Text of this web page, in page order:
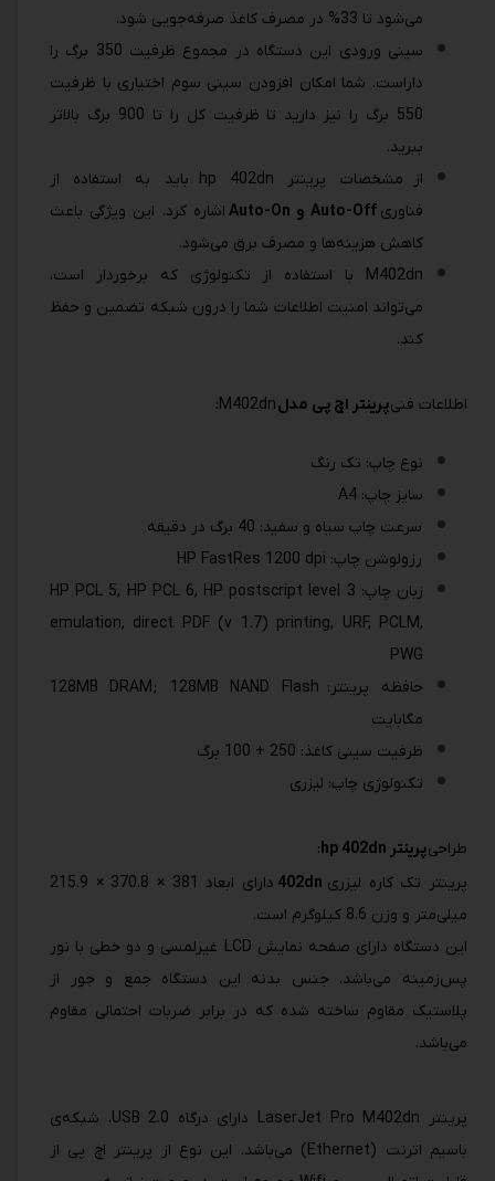
می‌شود تا 33% در مصرف کاغذ صرفه‌جویی شود.
سینی ورودی این دستگاه در مجموع ظرفیت 350 برگ را
داراست. شما امکان افزودن سینی سوم اختیاری با ظرفیت
550 برگ را نیز دارید تا ظرفیت کل را تا 900 برگ بالاتر
ببرید.
از مشخصات پرینتر hp 402dn باید به استفاده از
فناوریAuto-Off و Auto-On
اشاره کرد. این ویژگی باعث
کاهش هزینه‌ها و مصرف برق می‌شود.
M402dn با استفاده از تکنولوژی که برخوردار است،
می‌تواند امنیت اطلاعات شما را درون شبکه تضمین و حفظ‌
کند.
اطلاعات فنیپرینتر اچ پی مدلM402dn:
نوع چاپ: تک رنگ
سایز چاپ: A4
سرعت چاپ سیاه و سفید: 40 برگ در دقیقه
رزولوشن چاپ: HP FastRes 1200 dpi
زبان چاپ: HP PCL 5, HP PCL 6, HP postscript level 3
emulation, direct PDF (v 1.7) printing, URF, PCLM,
PWG
حافظه پرینتر: 128MB DRAM; 128MB NAND Flash
مگابایت
ظرفیت سینی کاغذ: 250 + 100 برگ
تکنولوژی چاپ: لیزری
طراحیپرینتر hp 402dn
:
پرینتر تک کاره لیزری 402dn
دارای ابعاد 381 × 370.8 × 215.9
میلی‌متر و وزن 8.6 کیلوگرم است.
این دستگاه دارای صفحه نمایش LCD غیرلمسی و دو خطی با نور
پس‌زمینه می‌باشد. جنس بدنه این دستگاه جمع و جور از
پلاستیک مقاوم ساخته شده که در برابر ضربات احتمالی مقاوم
می‌باشد.
پرینتر LaserJet Pro M402dn دارای درگاه 2.0 USB، شبکه‌ی
باسیم اترنت (Ethernet) می‌باشد. این نوع از پرینتر اچ پی از